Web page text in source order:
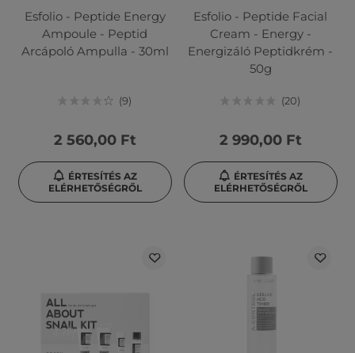
Esfolio - Peptide Energy
Ampoule - Peptid
Arcápoló Ampulla - 30ml
9
2 560,00 Ft
ÉRTESÍTÉS AZ
ELÉRHETŐSÉGRŐL
Esfolio - Peptide Facial
Cream - Energy -
Energizáló Peptidkrém -
50g
20
2 990,00 Ft
ÉRTESÍTÉS AZ
ELÉRHETŐSÉGRŐL